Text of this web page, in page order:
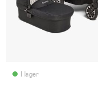
I lager